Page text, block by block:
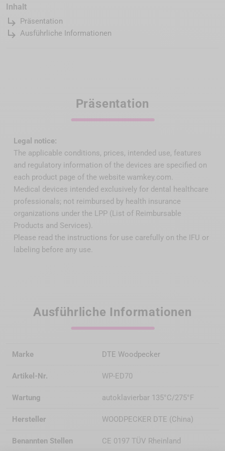
Inhalt
subdirectory_arrow_right Präsentation
subdirectory_arrow_right Ausführliche Informationen
Präsentation
Legal notice:
The applicable conditions, prices, intended use, features
and regulatory information of the devices are specified on
each product page of the website wamkey.com.
Medical devices intended exclusively for dental healthcare
professionals; not reimbursed by health insurance
organizations under the LPP (List of Reimbursable
Products and Services).
Please read the instructions for use carefully on the IFU or
labeling before any use.
Ausführliche Informationen
Marke DTE Woodpecker
Artikel-Nr. WP-ED70
Wartung autoklavierbar 135°C/275°F
Hersteller WOODPECKER DTE (China)
Benannten Stellen CE 0197 TÜV Rheinland